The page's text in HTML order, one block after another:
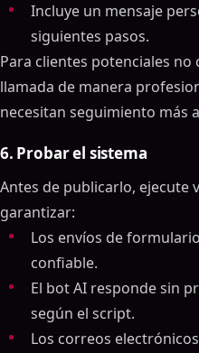
Incluye un mensaje
siguientes pasos.
Para clientes potenciales
llamada de manera
necesitan seguimiento más
6. Probar el sistema
Antes de publicarlo, ejecute
garantizar:
Los envíos de
confiable.
El bot AI responde sin
según el script.
Los correos